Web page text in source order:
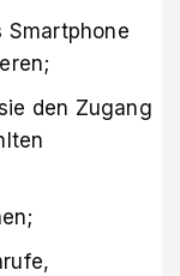
Smartphone
den Zugang